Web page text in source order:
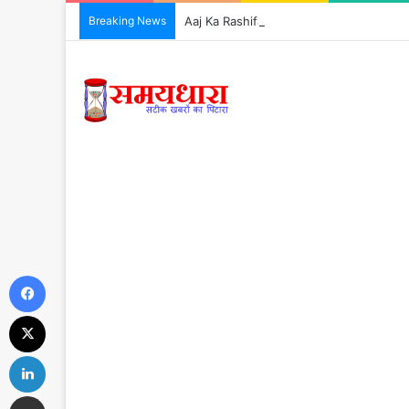
Breaking News Aaj Ka Rashifal 7 August 2026: आज इन 5